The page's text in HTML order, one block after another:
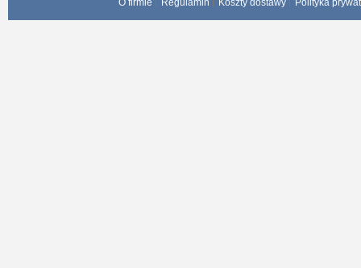
O firmie Regulamin Koszty dostawy Polityka